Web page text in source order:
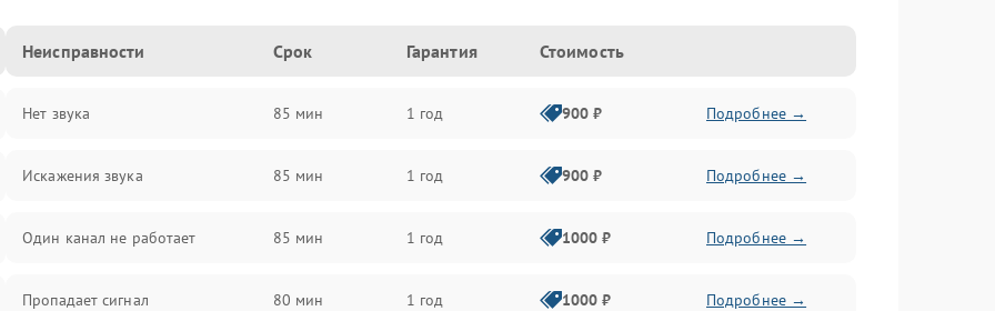
Неисправности Срок Гарантия Стоимость
Нет звука 85 мин 1 год 900 ₽ Подробнее →
Искажения звука 85 мин 1 год 900 ₽ Подробнее →
Один канал не работает 85 мин 1 год 1000 ₽ Подробнее →
Пропадает сигнал 80 мин 1 год 1000 ₽ Подробнее →